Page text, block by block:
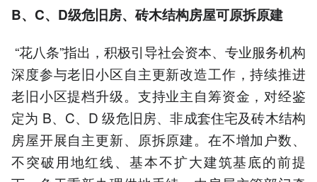
B、C、D级危旧房、砖木结构房屋可原拆原建
“花八条”指出，积极引导社会资本、专业服务机构
深度参与老旧小区自主更新改造工作，持续推进
老旧小区提档升级。支持业主自筹资金，对经鉴
定为 B、C、D 级危旧房、非成套住宅及砖木结构
房屋开展自主更新、原拆原建。在不增加户数、
不突破用地红线、基本不扩大建筑基底的前提